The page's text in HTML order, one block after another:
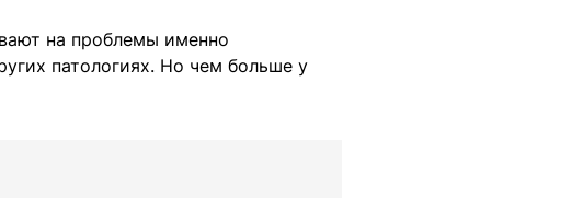
на проблемы именно
патологиях. Но чем больше у